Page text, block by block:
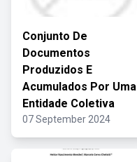
Conjunto De
Documentos
Produzidos E
Acumulados Por Uma
Entidade Coletiva
07 September 2024